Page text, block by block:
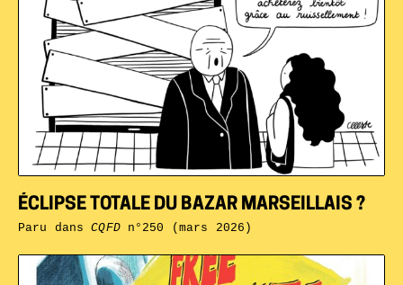
ÉCLIPSE TOTALE DU BAZAR MARSEILLAIS ?
Paru dansCQFDn°250 (mars 2026)